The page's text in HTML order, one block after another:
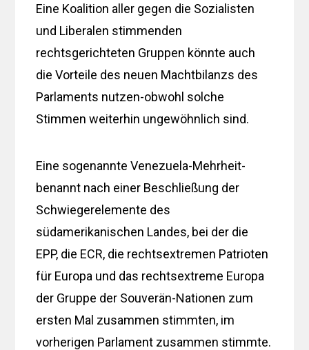
Eine Koalition aller gegen die Sozialisten
und Liberalen stimmenden
rechtsgerichteten Gruppen könnte auch
die Vorteile des neuen Machtbilanzs des
Parlaments nutzen-obwohl solche
Stimmen weiterhin ungewöhnlich sind.
Eine sogenannte Venezuela-Mehrheit-
benannt nach einer Beschließung der
Schwiegerelemente des
südamerikanischen Landes, bei der die
EPP, die ECR, die rechtsextremen Patrioten
für Europa und das rechtsextreme Europa
der Gruppe der Souverän-Nationen zum
ersten Mal zusammen stimmten, im
vorherigen Parlament zusammen stimmte.